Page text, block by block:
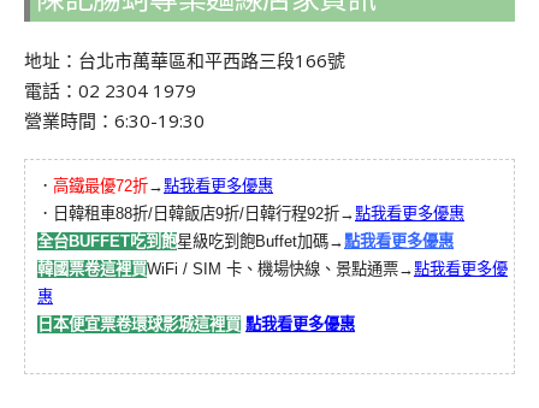
地址：台北市萬華區和平西路三段166號
電話：02 2304 1979
營業時間：6:30-19:30
． 高鐵最優72折→點我看更多優惠
．日韓租車88折/日韓飯店9折/日韓行程92折→點我看更多優惠
全台BUFFET吃到飽星級吃到飽Buffet加碼→點我看更多優惠
韓國票卷這裡買WiFi / SIM 卡、機場快線、景點通票→點我看更多優
惠
日本便宜票卷環球影城這裡買 點我看更多優惠